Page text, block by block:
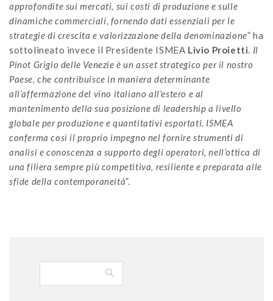
approfondite sui mercati, sui costi di produzione e sulle
dinamiche commerciali, fornendo dati essenziali per le
strategie di crescita e valorizzazione della denominazione” ha
sottolineato invece il Presidente ISMEA Livio Proietti. Il
Pinot Grigio delle Venezie è un asset strategico per il nostro
Paese, che contribuisce in maniera determinante
all’affermazione del vino italiano all’estero e al
mantenimento della sua posizione di leadership a livello
globale per produzione e quantitativi esportati. ISMEA
conferma così il proprio impegno nel fornire strumenti di
analisi e conoscenza a supporto degli operatori, nell’ottica di
una filiera sempre più competitiva, resiliente e preparata alle
sfide della contemporaneità”.